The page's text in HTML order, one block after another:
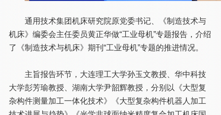
通用技术集团机床研究院原党委书记、《制造技术与
机床》编委会主任委员黄正华做“工业母机”专题报告，介绍
了《制造技术与机床》期刊“工业母机”专题的推进情况。
主旨报告环节，大连理工大学孙玉文教授、华中科技
大学彭芳瑜教授、湖南大学尹韶辉教授，分别以《大型复
杂构件测量加工一体化技术》《大型复杂构件机器人加工